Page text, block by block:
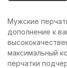
Мужские
дополнение к
максимальный
перчатки